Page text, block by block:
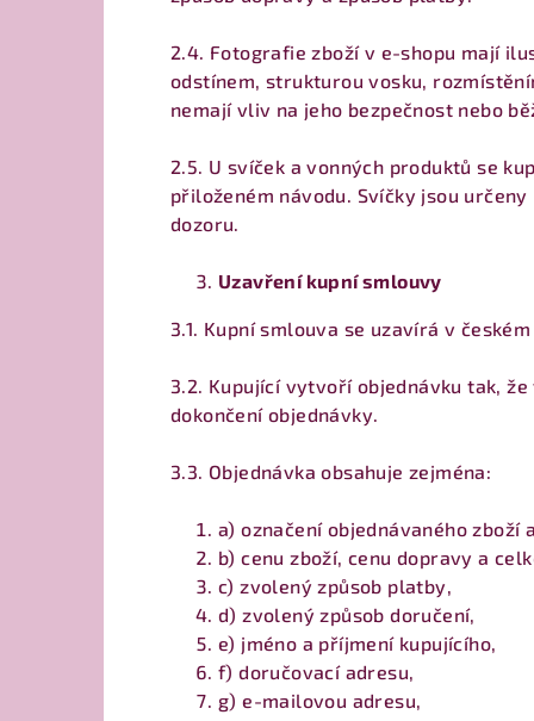
2.4. Fotografie zboží v e-shopu mají
odstínem, strukturou vosku,
nemají vliv na jeho bezpečnost nebo
2.5. U svíček a vonných produktů se
přiloženém návodu. Svíčky jsou
dozoru.
Uzavření kupní smlouvy
3.1. Kupní smlouva se uzavírá v
3.2. Kupující vytvoří objednávku tak,
dokončení objednávky.
3.3. Objednávka obsahuje zejména:
a) označení objednávaného zboží
b) cenu zboží, cenu dopravy a
c) zvolený způsob platby,
d) zvolený způsob doručení,
e) jméno a příjmení kupujícího,
f) doručovací adresu,
g) e-mailovou adresu,